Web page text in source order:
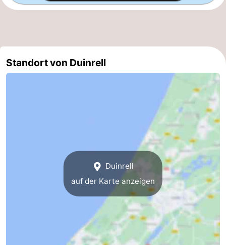
Standort von Duinrell
Duinrell
auf der Karte anzeigen